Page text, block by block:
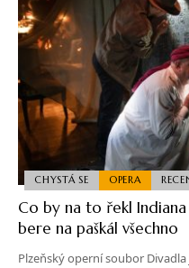
CHYSTÁ SE OPERA
Co by na to řekl Indiana
bere na paškál všechno
Plzeňský operní soubor Divadla